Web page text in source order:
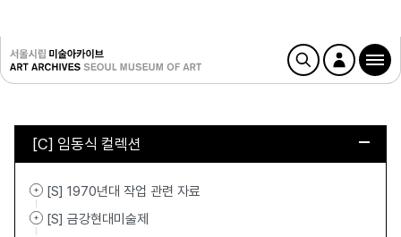
[C] 임동식 컬렉션
[S] 1970년대 작업 관련 자료
[S] 금강현대미술제